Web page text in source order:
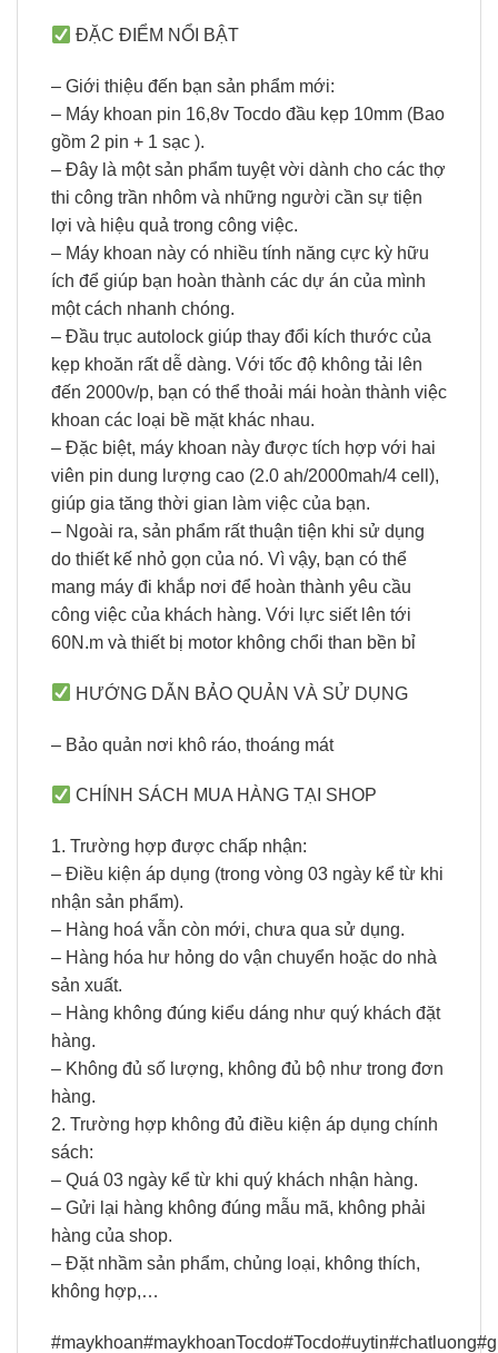
ĐẶC ĐIỂM NỔI BẬT
– Giới thiệu đến bạn sản phẩm mới:
– Máy khoan pin 16,8v Tocdo đầu kẹp 10mm (Bao
gồm 2 pin + 1 sạc ).
– Đây là một sản phẩm tuyệt vời dành cho các thợ
thi công trần nhôm và những người cần sự tiện
lợi và hiệu quả trong công việc.
– Máy khoan này có nhiều tính năng cực kỳ hữu
ích để giúp bạn hoàn thành các dự án của mình
một cách nhanh chóng.
– Đầu trục autolock giúp thay đổi kích thước của
kẹp khoăn rất dễ dàng. Với tốc độ không tải lên
đến 2000v/p, bạn có thể thoải mái hoàn thành việc
khoan các loại bề mặt khác nhau.
– Đặc biệt, máy khoan này được tích hợp với hai
viên pin dung lượng cao (2.0 ah/2000mah/4 cell),
giúp gia tăng thời gian làm việc của bạn.
– Ngoài ra, sản phẩm rất thuận tiện khi sử dụng
do thiết kế nhỏ gọn của nó. Vì vậy, bạn có thể
mang máy đi khắp nơi để hoàn thành yêu cầu
công việc của khách hàng. Với lực siết lên tới
60N.m và thiết bị motor không chổi than bền bỉ
HƯỚNG DẪN BẢO QUẢN VÀ SỬ DỤNG
– Bảo quản nơi khô ráo, thoáng mát
CHÍNH SÁCH MUA HÀNG TẠI SHOP
1. Trường hợp được chấp nhận:
– Điều kiện áp dụng (trong vòng 03 ngày kể từ khi
nhận sản phẩm).
– Hàng hoá vẫn còn mới, chưa qua sử dụng.
– Hàng hóa hư hỏng do vận chuyển hoặc do nhà
sản xuất.
– Hàng không đúng kiểu dáng như quý khách đặt
hàng.
– Không đủ số lượng, không đủ bộ như trong đơn
hàng.
2. Trường hợp không đủ điều kiện áp dụng chính
sách:
– Quá 03 ngày kể từ khi quý khách nhận hàng.
– Gửi lại hàng không đúng mẫu mã, không phải
hàng của shop.
– Đặt nhầm sản phẩm, chủng loại, không thích,
không hợp,…